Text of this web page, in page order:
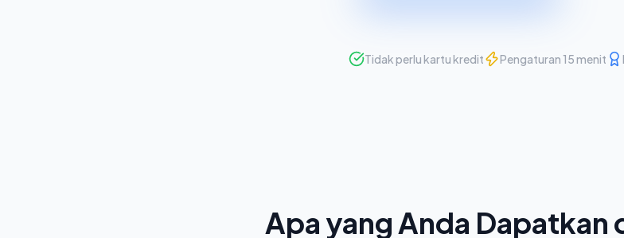
Tidak perlu kartu kredit Pengaturan 15 menit
Apa yang Anda Dapatkan